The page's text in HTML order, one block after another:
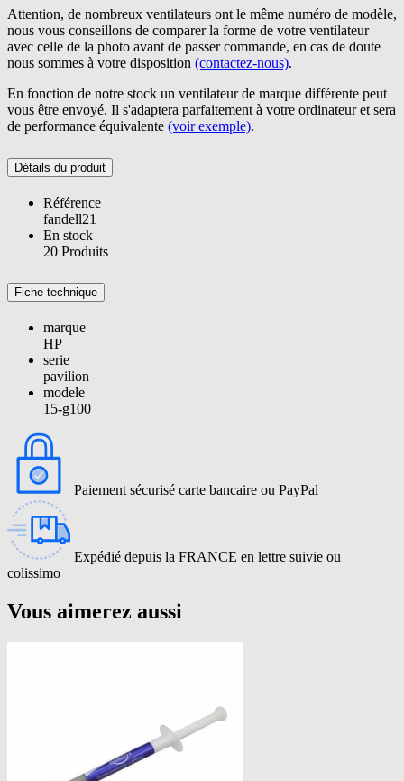
Attention, de nombreux ventilateurs ont le même numéro de modèle,
nous vous conseillons de comparer la forme de votre ventilateur
avec celle de la photo avant de passer commande, en cas de doute
nous sommes à votre disposition (contactez-nous).
En fonction de notre stock un ventilateur de marque différente peut
vous être envoyé. Il s'adaptera parfaitement à votre ordinateur et sera
de performance équivalente (voir exemple).
Détails du produit
Référence
fandell21
En stock
20 Produits
Fiche technique
marque
HP
serie
pavilion
modele
15-g100
Paiement sécurisé carte bancaire ou PayPal
Expédié depuis la FRANCE en lettre suivie ou
colissimo
Vous aimerez aussi